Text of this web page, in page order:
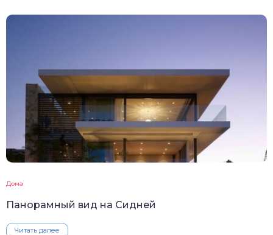
Дома
Панорамный вид на Сидней
Читать далее